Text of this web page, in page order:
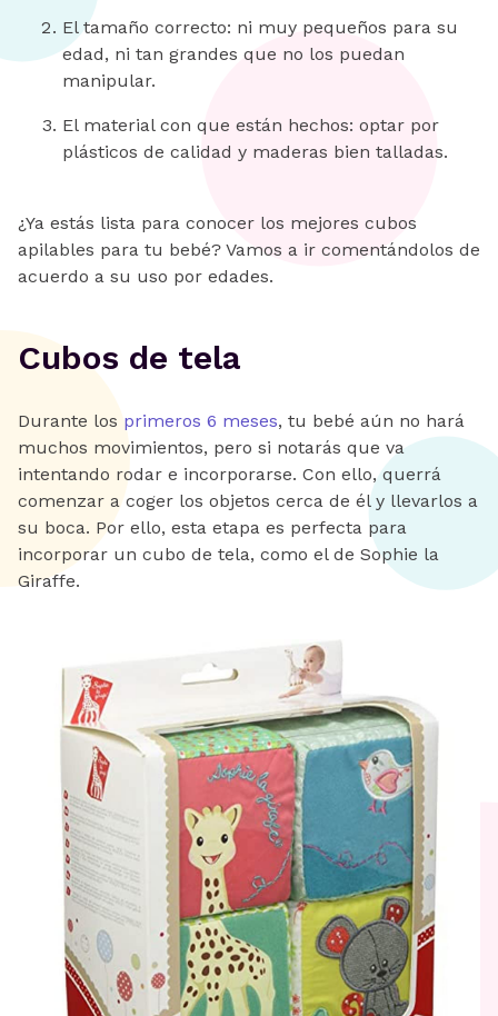
El tamaño correcto: ni muy pequeños para su
edad, ni tan grandes que no los puedan
manipular.
El material con que están hechos: optar por
plásticos de calidad y maderas bien talladas.
¿Ya estás lista para conocer los mejores cubos
apilables para tu bebé? Vamos a ir comentándolos de
acuerdo a su uso por edades.
Cubos de tela
Durante los primeros 6 meses, tu bebé aún no hará
muchos movimientos, pero si notarás que va
intentando rodar e incorporarse. Con ello, querrá
comenzar a coger los objetos cerca de él y llevarlos a
su boca. Por ello, esta etapa es perfecta para
incorporar un cubo de tela, como el de Sophie la
Giraffe.